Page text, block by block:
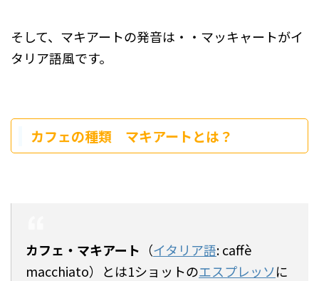
そして、マキアートの発音は・・マッキャートがイ
タリア語風です。
カフェの種類 マキアートとは？
カフェ・マキアート （イタリア語:caffè
macchiato）とは1ショットのエスプレッソに